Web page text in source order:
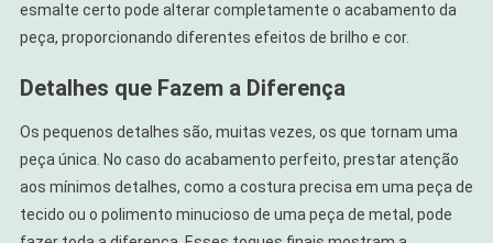
esmalte certo pode alterar completamente o acabamento da
peça, proporcionando diferentes efeitos de brilho e cor.
Detalhes que Fazem a Diferença
Os pequenos detalhes são, muitas vezes, os que tornam uma
peça única. No caso do acabamento perfeito, prestar atenção
aos mínimos detalhes, como a costura precisa em uma peça de
tecido ou o polimento minucioso de uma peça de metal, pode